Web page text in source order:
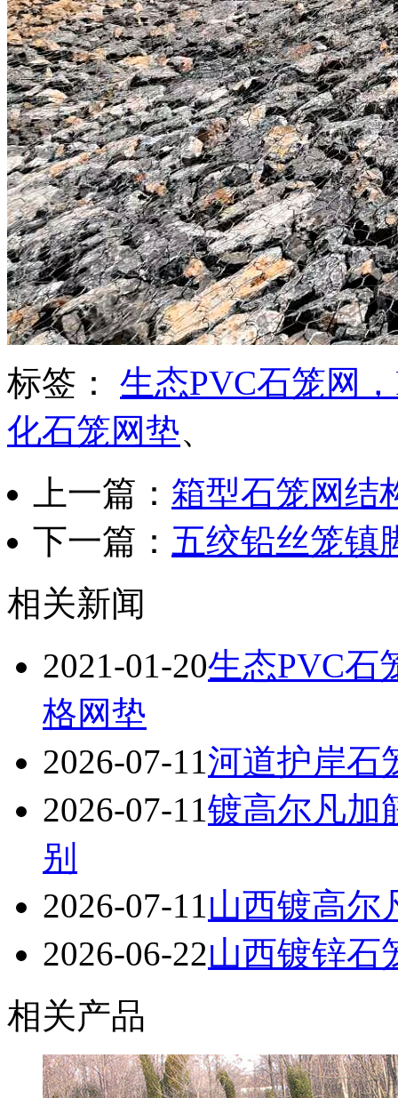
标签： 生态PVC石笼网
化石笼网垫、
上一篇： 箱型石笼网结
下一篇： 五绞铅丝笼镇
相关新闻
2021-01-20生态PVC石
格网垫
2026-07-11河道护岸石
2026-07-11镀高尔凡加
别
2026-07-11山西镀高尔
2026-06-22山西镀锌石
相关产品